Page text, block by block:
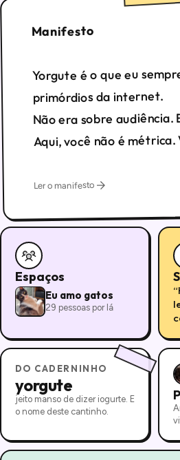
Manifesto
Yorgute é o que eu
primórdios da internet.
Não era sobre audiência.
Aqui, você não é métrica.
Ler o manifesto
Espaços
Eu amo gatos
29 pessoaspor lá
“
DO CADERNINHO
yorgute
jeito manso de dizer iogurte. E
o nome deste cantinho.